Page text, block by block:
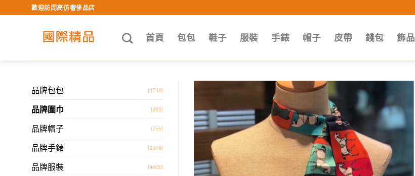
to
歡迎訪問高仿奢侈品店
首頁 包包 鞋子 服裝 手錶 帽子 皮帶 錢包 飾品
品牌包包 (4749)
品牌圍巾 (885)
品牌帽子 (755)
品牌手錶 (2378)
品牌服裝 (4606)
Add to
wishlist